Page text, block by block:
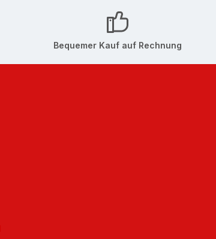
Bequemer Kauf auf Rechnung